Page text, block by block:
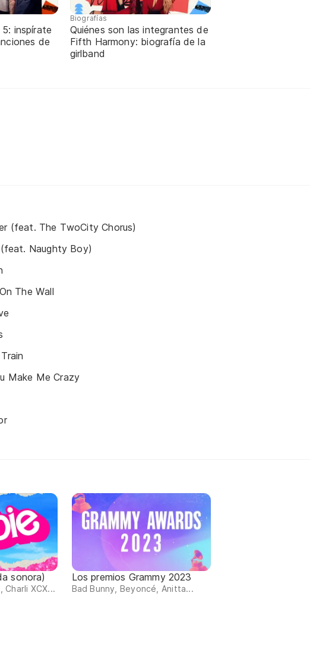
inspírate
de
Biografías
Quiénes son las integrantes de
Fifth Harmony: biografía de la
girlband
(feat. The TwoCity Chorus)
Naughty Boy)
The Wall
Make Me Crazy
sonora)
Charli XCX...
Los premios Grammy 2023
Bad Bunny, Beyoncé, Anitta...